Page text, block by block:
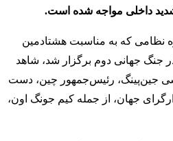
شدید داخلی مواجه شده است.
نظامی که به مناسبت هشتادمین
جنگ جهانی دوم برگزار شد، شاهد
شی جین‌پینگ، رئیس‌جمهور چین، دست
جهان، از جمله کیم جونگ اون،